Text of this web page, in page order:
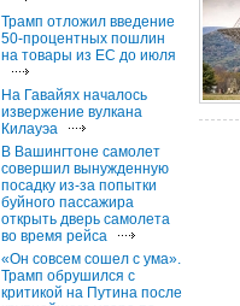
Трамп отложил введение
50-процентных пошлин
на товары из ЕС до июля
На Гавайях началось
извержение вулкана
Килауэа
В Вашингтоне самолет
совершил вынужденную
посадку из-за попытки
буйного пассажира
открыть дверь самолета
во время рейса
«Он совсем сошел с ума».
Трамп обрушился с
критикой на Путина после